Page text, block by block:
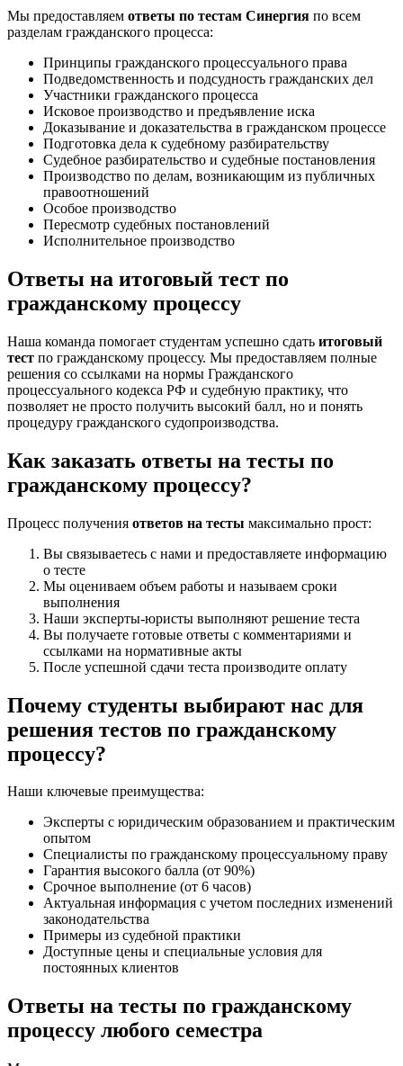
Мы предоставляем ответы по тестам Синергия по всем
разделам гражданского процесса:
Принципы гражданского процессуального права
Подведомственность и подсудность гражданских дел
Участники гражданского процесса
Исковое производство и предъявление иска
Доказывание и доказательства в гражданском процессе
Подготовка дела к судебному разбирательству
Судебное разбирательство и судебные постановления
Производство по делам, возникающим из публичных
правоотношений
Особое производство
Пересмотр судебных постановлений
Исполнительное производство
Ответы на итоговый тест по
гражданскому процессу
Наша команда помогает студентам успешно сдать итоговый
тест по гражданскому процессу. Мы предоставляем полные
решения со ссылками на нормы Гражданского
процессуального кодекса РФ и судебную практику, что
позволяет не просто получить высокий балл, но и понять
процедуру гражданского судопроизводства.
Как заказать ответы на тесты по
гражданскому процессу?
Процесс получения ответов на тесты максимально прост:
Вы связываетесь с нами и предоставляете информацию
о тесте
Мы оцениваем объем работы и называем сроки
выполнения
Наши эксперты-юристы выполняют решение теста
Вы получаете готовые ответы с комментариями и
ссылками на нормативные акты
После успешной сдачи теста производите оплату
Почему студенты выбирают нас для
решения тестов по гражданскому
процессу?
Наши ключевые преимущества:
Эксперты с юридическим образованием и практическим
опытом
Специалисты по гражданскому процессуальному праву
Гарантия высокого балла (от 90%)
Срочное выполнение (от 6 часов)
Актуальная информация с учетом последних изменений
законодательства
Примеры из судебной практики
Доступные цены и специальные условия для
постоянных клиентов
Ответы на тесты по гражданскому
процессу любого семестра